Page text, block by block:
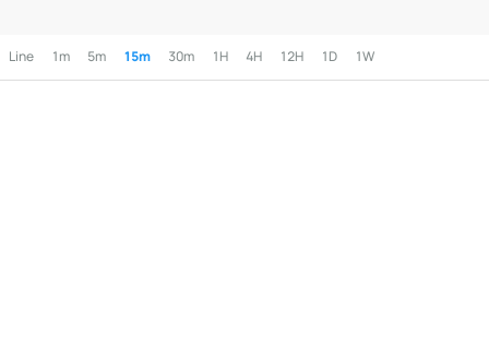
Line 1m 5m 15m 30m 1H 4H 12H 1D 1W